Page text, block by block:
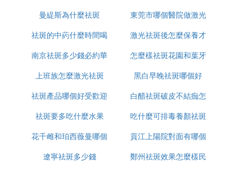
但建議大家選擇正規的機構來開展手術，因為像這種
機構擁有比較完善的設備，而且醫生的操作也很嫻
熟，可以令愛美者手術效果以及自身安全都得到一定
的保障。
點斑結痂後幾天能脫落，與採用的治療方法、斑點大
小、斑點面積等有關，不可一概而論。
一般來說，如果做的是調Q激光則對皮膚的損傷比較
輕，主要的原理是將色斑的色素顆粒打碎，繼而加速
代謝，臉上非常薄的結痂大概要7-10天脫落。如果做
怎麼辦
曼緹斯為什麼祛斑
東莞市哪個醫院做激光
祛斑好
祛斑的中葯什麼時間喝
最好
激光祛斑後怎麼保養才
恢復的好
南京祛斑多少錢必約華
美n高效
怎麼樣祛斑花園和葉牙
上班族怎麼激光祛斑
黑白早晚祛斑哪個好
祛斑產品哪個好受歡迎
美姿爾
白醋祛斑破皮不結痂怎
麼辦
祛斑要多吃什麼水果
吃什麼可排毒養顏祛斑
花千雌和珀西薇曼哪個
祛斑好用
貢江上陽院對面有哪個
店可以祛斑
遼寧祛斑多少錢
鄭州祛斑效果怎麼樣民